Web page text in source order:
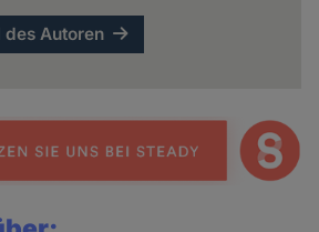
Autoren